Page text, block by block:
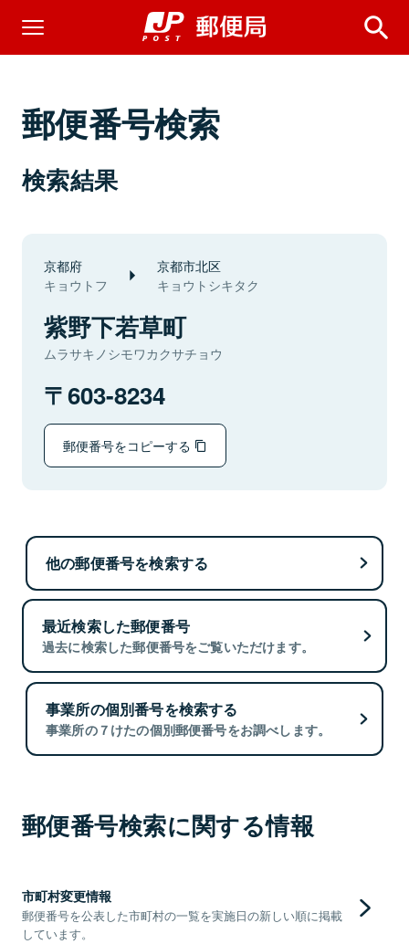
郵便番号検索
検索結果
京都府
キョウトフ
京都市北区
キョウトシキタク
紫野下若草町
ムラサキノシモワカクサチョウ
603-8234
郵便番号をコピーする
他の郵便番号を検索する
最近検索した郵便番号
過去に検索した郵便番号をご覧いただけます。
事業所の個別番号を検索する
事業所の７けたの個別郵便番号をお調べします。
郵便番号検索に関する情報
市町村変更情報
郵便番号を公表した市町村の一覧を実施日の新しい順に掲載
しています。